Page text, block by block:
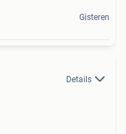
Gisteren
Details